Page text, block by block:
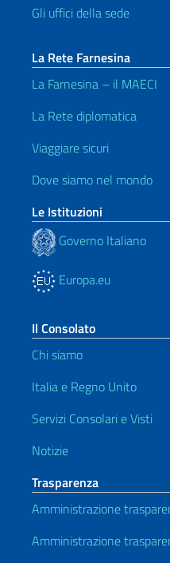
Gli uffici della sede
La Rete Farnesina
La Farnesina – il MAECI
La Rete diplomatica
Viaggiare sicuri
Dove siamo nel mondo
Le Istituzioni
Governo Italiano
Europa.eu
Il Consolato
Chi siamo
Italia e Regno Unito
Servizi Consolari e Visti
Notizie
Trasparenza
Amministrazione
Amministrazione